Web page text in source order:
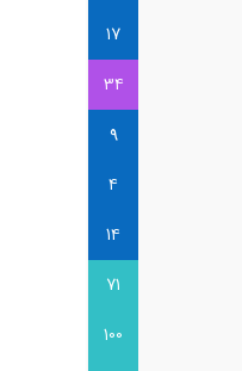
17
34
9
4
14
71
100